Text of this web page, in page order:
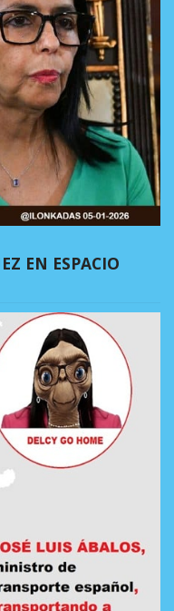
EN ESPACIO